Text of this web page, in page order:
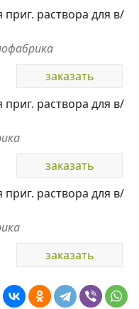
раствора для в/
заказать
раствора для в/
заказать
раствора для в/
заказать